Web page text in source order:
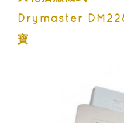
Drymaster
寶